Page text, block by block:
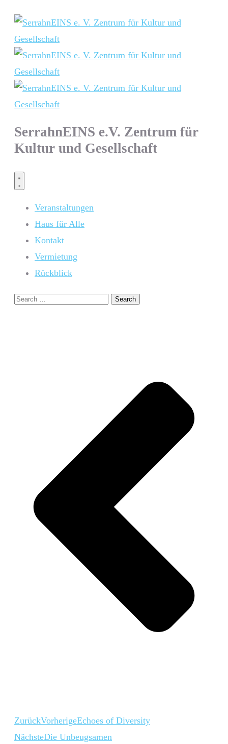
SerrahnEINS e.V. Zentrum für
Kultur und Gesellschaft
Veranstaltungen
Haus für Alle
Kontakt
Vermietung
Rückblick
ZurückVorherigeEchoes of Diversity
NächsteDie Unbeugsamen